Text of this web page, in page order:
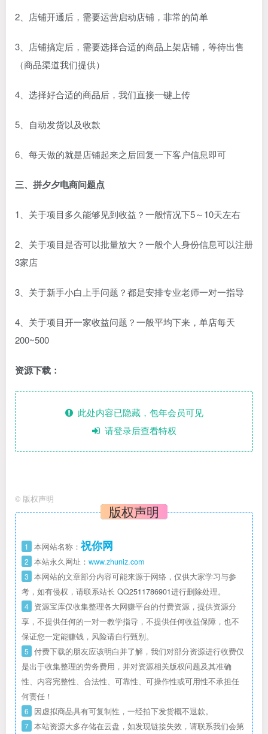
2、店铺开通后，需要运营启动店铺，非常的简单
3、店铺搞定后，需要选择合适的商品上架店铺，等待出售
（商品渠道我们提供）
4、选择好合适的商品后，我们直接一键上传
5、自动发货以及收款
6、每天做的就是店铺起来之后回复一下客户信息即可
三、拼夕夕电商问题点
1、关于项目多久能够见到收益？一般情况下5～10天左右
2、关于项目是否可以批量放大？一般个人身份信息可以注册
3家店
3、关于新手小白上手问题？都是安排专业老师一对一指导
4、关于项目开一家收益问题？一般平均下来，单店每天
200~500
资源下载：
此处内容已隐藏，包年会员可见
请登录后查看特权
© 版权声明
版权声明
1 本网站名称： 祝你网
2 本站永久网址： www.zhuniz.com
3 本网站的文章部分内容可能来源于网络，仅供大家学习与参
考，如有侵权，请联系站长 QQ2511786901进行删除处理。
4 资源宝库仅收集整理各大网赚平台的付费资源，提供资源分
享，不提供任何的一对一教学指导，不提供任何收益保障，也不
保证您一定能赚钱，风险请自行甄别。
5 付费下载的朋友应该明白并了解，我们对部分资源进行收费仅
是出于收集整理的劳务费用，并对资源相关版权问题及其准确
性、内容完整性、合法性、可靠性、可操作性或可用性不承担任
何责任！
6 因虚拟商品具有可复制性，一经拍下发货概不退款。
7 本站资源大多存储在云盘，如发现链接失效，请联系我们会第